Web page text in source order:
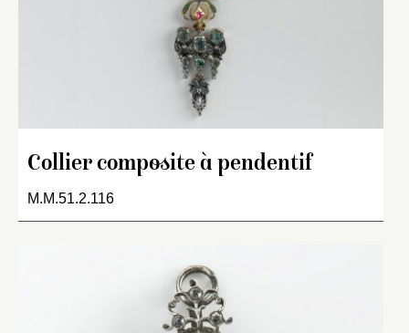
Collier composite à pendentif
M.M.51.2.116